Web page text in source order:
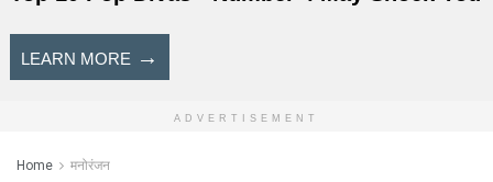
ADVERTISEMENT
Home मनोरंजन